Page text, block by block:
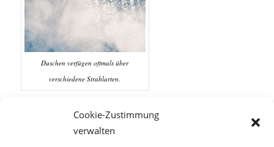
Cookie-Zustimmung
verwalten
Duschen verfügen oftmals über
verschiedene Strahlarten.
Dusche genießen Sie einzigartige